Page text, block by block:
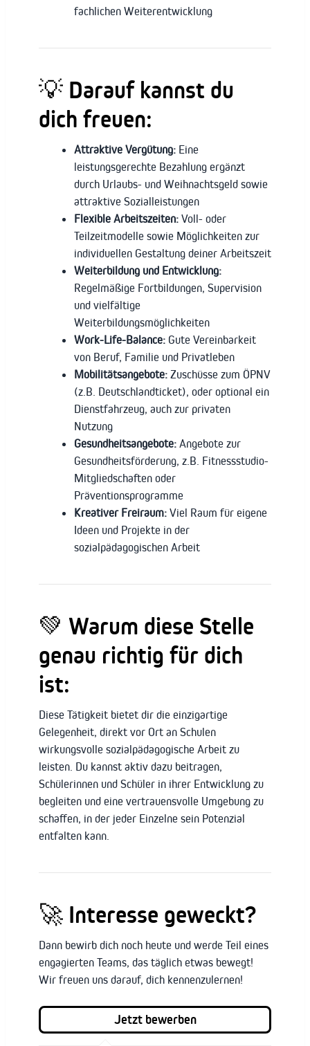
fachlichen Weiterentwicklung
💡 Darauf kannst du
dich freuen:
Attraktive Vergütung: Eine
leistungsgerechte Bezahlung ergänzt
durch Urlaubs- und Weihnachtsgeld sowie
attraktive Sozialleistungen
Flexible Arbeitszeiten: Voll- oder
Teilzeitmodelle sowie Möglichkeiten zur
individuellen Gestaltung deiner Arbeitszeit
Weiterbildung und Entwicklung:
Regelmäßige Fortbildungen, Supervision
und vielfältige
Weiterbildungsmöglichkeiten
Work-Life-Balance: Gute Vereinbarkeit
von Beruf, Familie und Privatleben
Mobilitätsangebote: Zuschüsse zum ÖPNV
(z.B. Deutschlandticket), oder optional ein
Dienstfahrzeug, auch zur privaten
Nutzung
Gesundheitsangebote: Angebote zur
Gesundheitsförderung, z.B. Fitnessstudio-
Mitgliedschaften oder
Präventionsprogramme
Kreativer Freiraum: Viel Raum für eigene
Ideen und Projekte in der
sozialpädagogischen Arbeit
💚 Warum diese Stelle
genau richtig für dich
ist:
Diese Tätigkeit bietet dir die einzigartige
Gelegenheit, direkt vor Ort an Schulen
wirkungsvolle sozialpädagogische Arbeit zu
leisten. Du kannst aktiv dazu beitragen,
Schülerinnen und Schüler in ihrer Entwicklung zu
begleiten und eine vertrauensvolle Umgebung zu
schaffen, in der jeder Einzelne sein Potenzial
entfalten kann.
🚀 Interesse geweckt?
Dann bewirb dich noch heute und werde Teil eines
engagierten Teams, das täglich etwas bewegt!
Wir freuen uns darauf, dich kennenzulernen!